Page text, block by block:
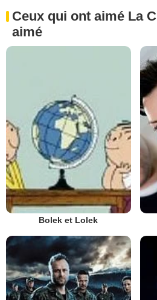
Ceux qui ont aimé La
aimé
Bolek et Lolek